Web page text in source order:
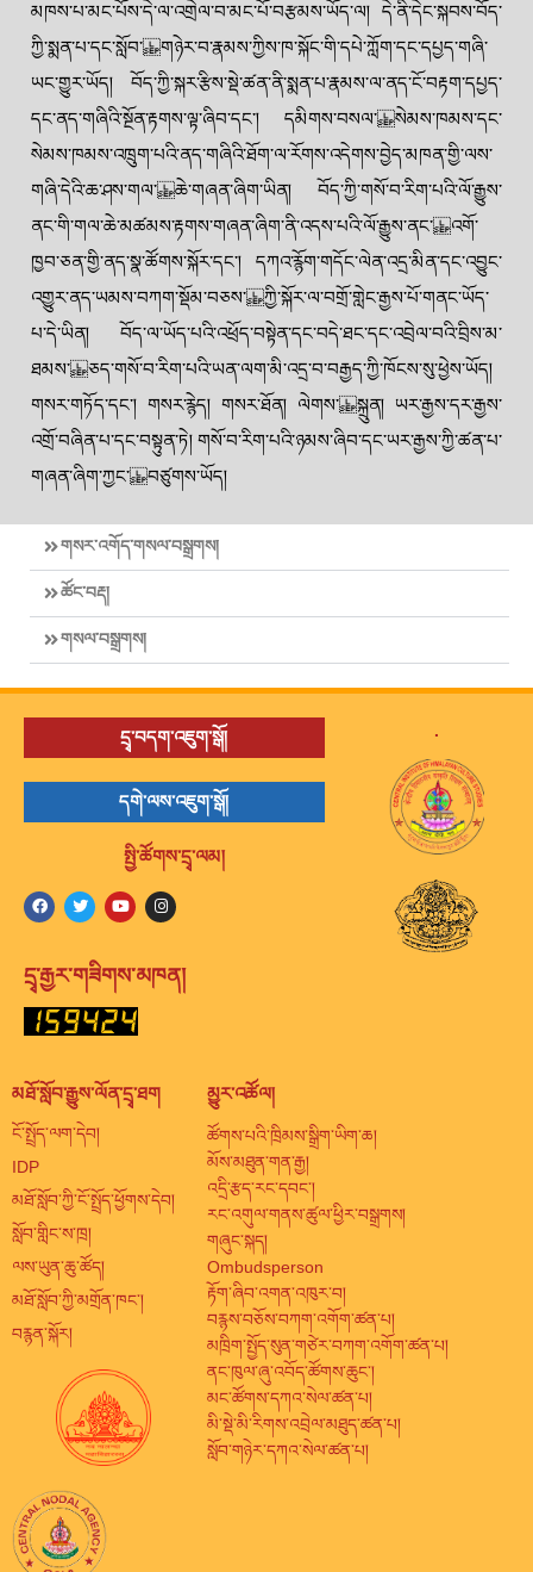
མཁས་པ་མང་པོས་དེ་ལ་འགྲེལ་བ་མང་པོ་བརྩམས་ཡོད་ལ། དེ་ནི་དེང་སྐབས་བོད་
ཀྱི་སྨན་པ་དང་སློབ་ གཉེར་བ་རྣམས་ཀྱིས་ཁ་སྐོང་གི་དཔེ་ཀློག་དང་དཔྱད་གཞི་
ཡང་གྱུར་ཡོད། བོད་ཀྱི་སྐར་རྩིས་སྡེ་ཚན་ནི་སྨན་པ་རྣམས་ལ་ནད་ངོ་བརྟག་དཔྱད་
དང་ནད་གཞིའི་སྔོན་རྟགས་ལྟ་ཞིབ་དང་། དམིགས་བསལ་ སེམས་ཁམས་དང་
སེམས་ཁམས་འཁྲུག་པའི་ནད་གཞིའི་ཐོག་ལ་རོགས་འདེགས་བྱེད་མཁན་གྱི་ལས་
གཞི་དེའི་ཆ་ཤས་གལ་ ཆེ་གཞན་ཞིག་ཡིན། བོད་ཀྱི་གསོ་བ་རིག་པའི་ལོ་རྒྱུས་
ནང་གི་གལ་ཆེ་མཚམས་རྟགས་གཞན་ཞིག་ནི་འདས་པའི་ལོ་རྒྱུས་ནང་ འགོ་
ཁྱབ་ཅན་གྱི་ནད་སྣ་ཚོགས་སྐོར་དང་། དཀའ་རྙོག་གདོང་ལེན་འདྲ་མིན་དང་འབྱུང་
འགྱུར་ནད་ཡམས་བཀག་སྡོམ་བཅས་ ཀྱི་སྐོར་ལ་བགྲོ་གླེང་རྒྱས་པོ་གནང་ཡོད་
པ་དེ་ཡིན། བོད་ལ་ཡོད་པའི་འཕྲོད་བསྟེན་དང་བདེ་ཐང་དང་འབྲེལ་བའི་བྲིས་མ་
ཐམས་ ཅད་གསོ་བ་རིག་པའི་ཡན་ལག་མི་འདྲ་བ་བརྒྱད་ཀྱི་ཁོངས་སུ་ཕྱེས་ཡོད།
གསར་གཏོད་དང་། གསར་རྙེད། གསར་ཐོན། ལེགས་ སྐྲུན། ཡར་རྒྱས་དར་རྒྱས་
འགྲོ་བཞིན་པ་དང་བསྟུན་ཏེ། གསོ་བ་རིག་པའི་ཉམས་ཞིབ་དང་ཡར་རྒྱས་ཀྱི་ཚན་པ་
གཞན་ཞིག་ཀྱང་ བཙུགས་ཡོད།
གསར་འགོད་གསལ་བསྒྲགས།
ཚོང་བརྡ།
གསལ་བསྒྲགས།
དྲྭ་བདག་འཇུག་སྒོ།
དགེ་ལས་འཇུག་སྒོ།
སྤྱི་ཚོགས་དྲྭ་ལམ།
དྲྭ་རྒྱར་གཟིགས་མཁན།
.
མཐོ་སློབ་རྒྱུས་ལོན་དྲྭ་ཐག
ངོ་སྤྲོད་ལག་དེབ།
IDP
མཐོ་སློབ་ཀྱི་ངོ་སྤྲོད་ཕྱོགས་དེབ།
སློབ་གླིང་ས་ཁྲ།
ལས་ཡུན་ཆུ་ཚོད།
མཐོ་སློབ་ཀྱི་མགྲོན་ཁང་།
བརྙན་སྐོར།
མྱུར་འཚོལ།
ཚོགས་པའི་ཁྲིམས་སྒྲིག་ཡིག་ཆ།
མོས་མཐུན་གན་རྒྱ།
འདྲི་རྩད་རང་དབང་།
རང་འགུལ་གནས་ཚུལ་ཕྱིར་བསྒྲགས།
གཞུང་སྐད།
Ombudsperson
རྟོག་ཞིབ་འགན་འཁུར་བ།
བརྙས་བཅོས་བཀག་འགོག་ཚན་པ།
མཁྲིག་སྤྱོད་སུན་གཙེར་བཀག་འགོག་ཚན་པ།
ནང་ཁུལ་ཞུ་འབོད་ཚོགས་ཆུང་།
མང་ཚོགས་དཀའ་སེལ་ཚན་པ།
མི་སྡེ་མི་རིགས་འབྲེལ་མཐུད་ཚན་པ།
སློབ་གཉེར་དཀའ་སེལ་ཚན་པ།